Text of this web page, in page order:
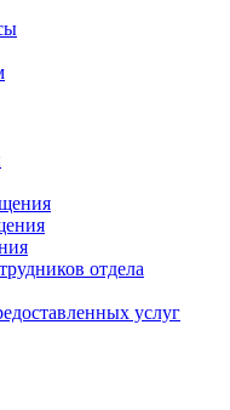
отдела
услуг